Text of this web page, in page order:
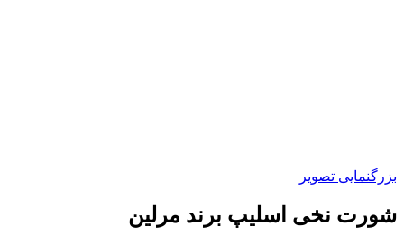
بزرگنمایی تصویر
شورت نخی اسلیپ برند مرلین